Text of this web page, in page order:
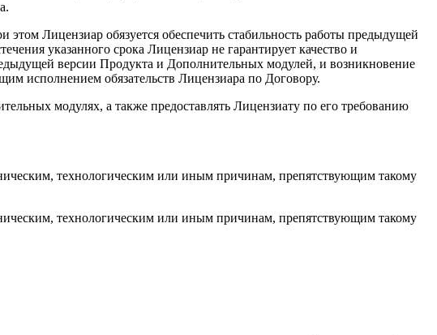
Лицензиар обязуется обеспечить стабильность работы предыдущей
указанного срока Лицензиар не гарантирует качество и
версии Продукта и Дополнительных модулей, и возникновение
исполнением обязательств Лицензиара по Договору.
модулях, а также предоставлять Лицензиату по его требованию
технологическим или иным причинам, препятствующим такому
технологическим или иным причинам, препятствующим такому